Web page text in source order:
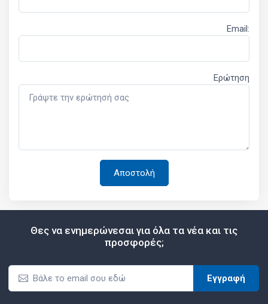
Email:
Ερώτηση
Θες να ενημερώνεσαι για όλα τα νέα και τις
προσφορές;
Εγγραφή